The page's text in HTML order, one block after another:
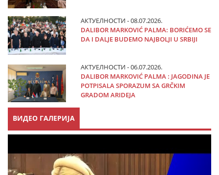
АКТУЕЛНОСТИ - 08.07.2026.
DALIBOR MARKOVIĆ PALMA: BORIĆEMO SE
DA I DALJE BUDEMO NAJBOLJI U SRBIJI
АКТУЕЛНОСТИ - 06.07.2026.
DALIBOR MARKOVIĆ PALMA : JAGODINA JE
POTPISALA SPORAZUM SA GRČKIM
GRADOM ARIDEJA
ВИДЕО ГАЛЕРИЈА